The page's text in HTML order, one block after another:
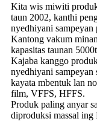
Kita wis miwiti
taun 2002, kanthi
nyedhiyani
Kantong vakum
kapasitas taunan
Kajaba kanggo
nyedhiyani sampeyan
kayata mbentuk lan
film, VFFS, HFFS.
Produk paling anyar
diproduksi massal ing